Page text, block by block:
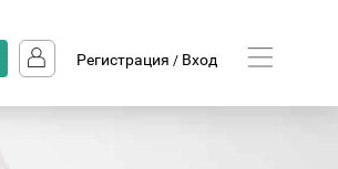
Регистрация / Вход